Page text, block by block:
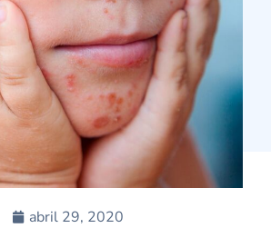
abril 29, 2020